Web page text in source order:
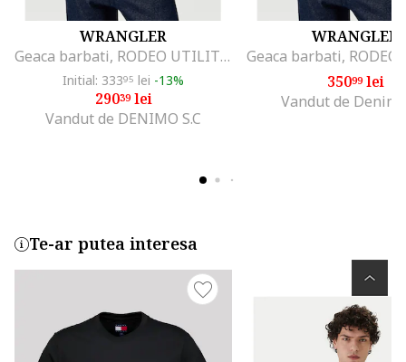
WRANGLER
Geaca barbati, RODEO UTILITY JACKET, fermoar, albastru, bumbac
Initial: 33395 lei -13%
29039lei
Vandut de DENIMO S.C
WRANGLER
35099lei
Vandut de
Te-ar putea interesa